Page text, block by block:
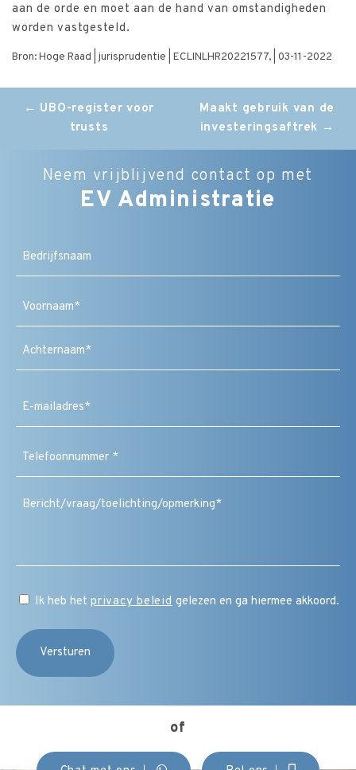
aan de orde en moet aan de hand van omstandigheden
worden vastgesteld.
Bron: Hoge Raad | jurisprudentie | ECLINLHR20221577, | 03-11-2022
Post
navigation
← UBO-register voor
trusts
Maakt gebruik van de
investeringsaftrek →
Neem vrijblijvend contact op met
EV Administratie
(Vereist)
Bericht
/
opmerking
(Vereist)
Instemming
Ik heb het privacy beleidgelezen en ga hiermee akkoord.
of